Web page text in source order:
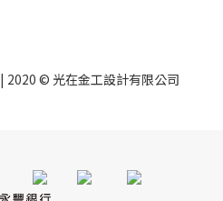
| 2020 © 光在金工設計有限公司